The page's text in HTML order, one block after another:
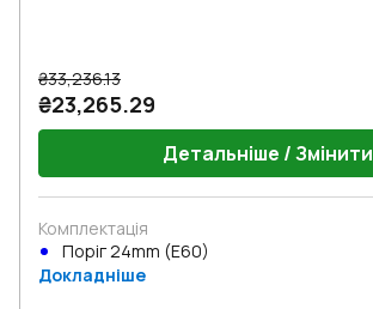
₴33,236.13
₴23,265.29
Детальніше / Змінити
Комплектація
Поріг 24mm (E60)
Докладніше